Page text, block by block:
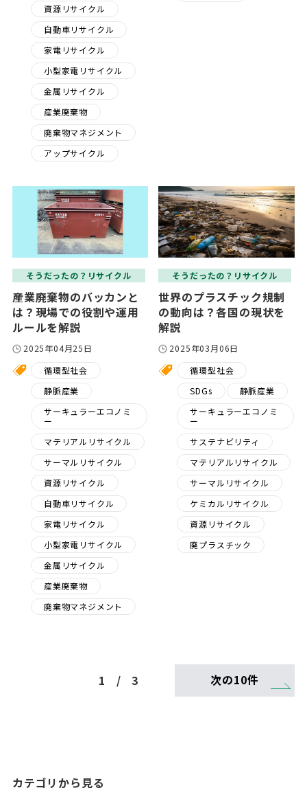
資源リサイクル
自動車リサイクル
家電リサイクル
小型家電リサイクル
金属リサイクル
産業廃棄物
廃棄物マネジメント
アップサイクル
そうだったの？リサイクル
産業廃棄物のバッカンと
は？現場での役割や運用
ルールを解説
2025年04月25日
循環型社会
静脈産業
サーキュラーエコノミ
ー
マテリアルリサイクル
サーマルリサイクル
資源リサイクル
自動車リサイクル
家電リサイクル
小型家電リサイクル
金属リサイクル
産業廃棄物
廃棄物マネジメント
そうだったの？リサイクル
世界のプラスチック規制
の動向は？各国の現状を
解説
2025年03月06日
循環型社会
SDGs
静脈産業
サーキュラーエコノミ
ー
サステナビリティ
マテリアルリサイクル
サーマルリサイクル
ケミカルリサイクル
資源リサイクル
廃プラスチック
1 / 3 次の10件
カテゴリから見る